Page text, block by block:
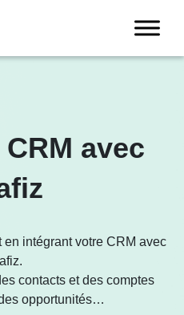
avec
intégrant votre CRM avec
contacts et des comptes
opportunités…